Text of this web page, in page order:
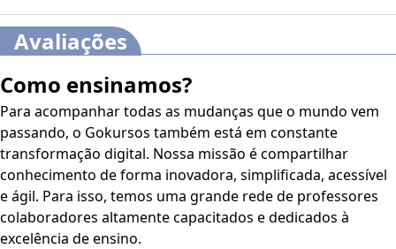
Avaliações
Como ensinamos?
Para acompanhar todas as mudanças que o mundo vem
passando, o Gokursos também está em constante
transformação digital. Nossa missão é compartilhar
conhecimento de forma inovadora, simplificada, acessível
e ágil. Para isso, temos uma grande rede de professores
colaboradores altamente capacitados e dedicados à
excelência de ensino.